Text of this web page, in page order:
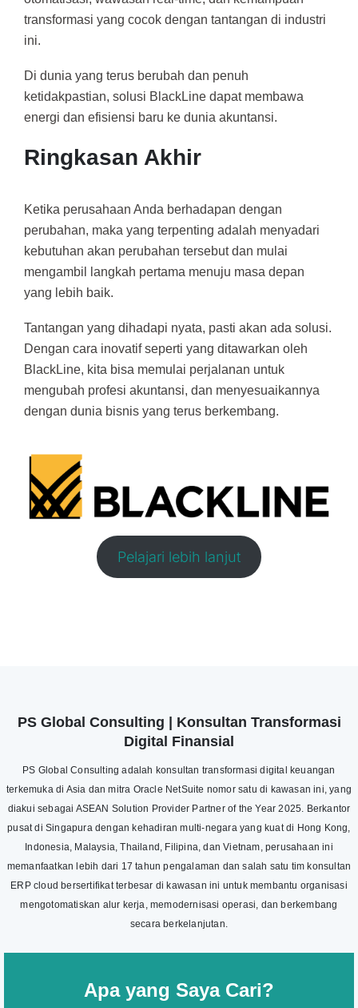
transformasi yang cocok dengan tantangan di industri
ini.
Di dunia yang terus berubah dan penuh
ketidakpastian, solusi BlackLine dapat membawa
energi dan efisiensi baru ke dunia akuntansi.
Ringkasan Akhir
Ketika perusahaan Anda berhadapan dengan
perubahan, maka yang terpenting adalah menyadari
kebutuhan akan perubahan tersebut dan mulai
mengambil langkah pertama menuju masa depan
yang lebih baik.
Tantangan yang dihadapi nyata, pasti akan ada solusi.
Dengan cara inovatif seperti yang ditawarkan oleh
BlackLine, kita bisa memulai perjalanan untuk
mengubah profesi akuntansi, dan menyesuaikannya
dengan dunia bisnis yang terus berkembang.
Pelajari lebih lanjut
PS Global Consulting | Konsultan Transformasi
Digital Finansial
PS Global Consulting adalah konsultan transformasi digital keuangan
terkemuka di Asia dan mitra Oracle NetSuite nomor satu di kawasan ini, yang
diakui sebagai ASEAN Solution Provider Partner of the Year 2025. Berkantor
pusat di Singapura dengan kehadiran multi-negara yang kuat di Hong Kong,
Indonesia, Malaysia, Thailand, Filipina, dan Vietnam, perusahaan ini
memanfaatkan lebih dari 17 tahun pengalaman dan salah satu tim konsultan
ERP cloud bersertifikat terbesar di kawasan ini untuk membantu organisasi
mengotomatiskan alur kerja, memodernisasi operasi, dan berkembang
secara berkelanjutan.
Apa yang Saya Cari?